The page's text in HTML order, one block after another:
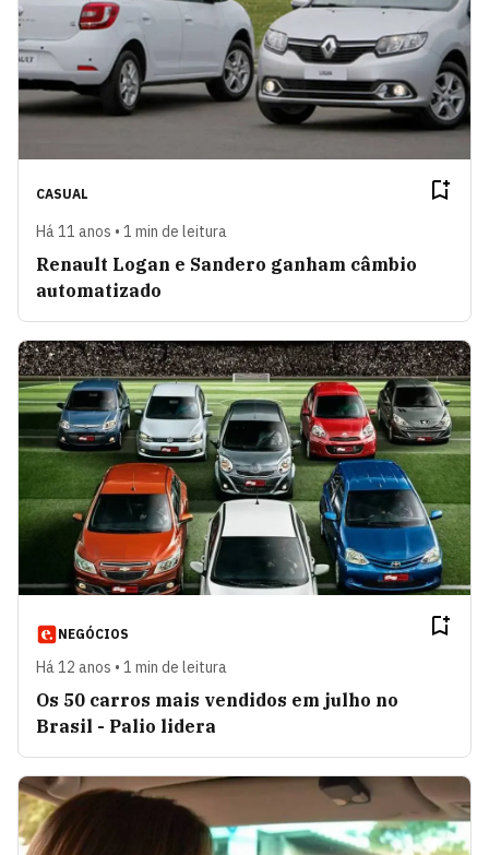
CASUAL
Há 11 anos • 1 min de leitura
Renault Logan e Sandero ganham câmbio
automatizado
NEGÓCIOS
Há 12 anos • 1 min de leitura
Os 50 carros mais vendidos em julho no
Brasil - Palio lidera